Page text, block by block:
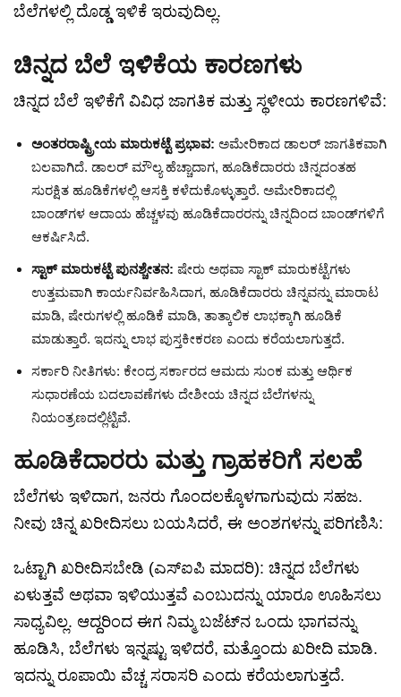
ಬೆಲೆಗಳಲ್ಲಿ ದೊಡ್ಡ ಇಳಿಕೆ ಇರುವುದಿಲ್ಲ.
ಚಿನ್ನದ ಬೆಲೆ ಇಳಿಕೆಯ ಕಾರಣಗಳು
ಚಿನ್ನದ ಬೆಲೆ ಇಳಿಕೆಗೆ ವಿವಿಧ ಜಾಗತಿಕ ಮತ್ತು ಸ್ಥಳೀಯ ಕಾರಣಗಳಿವೆ:
ಅಂತರರಾಷ್ಟ್ರೀಯ ಮಾರುಕಟ್ಟೆ ಪ್ರಭಾವ: ಅಮೇರಿಕಾದ ಡಾಲರ್ ಜಾಗತಿಕವಾಗಿ
ಬಲವಾಗಿದೆ. ಡಾಲರ್ ಮೌಲ್ಯ ಹೆಚ್ಚಾದಾಗ, ಹೂಡಿಕೆದಾರರು ಚಿನ್ನದಂತಹ
ಸುರಕ್ಷಿತ ಹೂಡಿಕೆಗಳಲ್ಲಿ ಆಸಕ್ತಿ ಕಳೆದುಕೊಳ್ಳುತ್ತಾರೆ. ಅಮೇರಿಕಾದಲ್ಲಿ
ಬಾಂಡ್‌ಗಳ ಆದಾಯ ಹೆಚ್ಚಳವು ಹೂಡಿಕೆದಾರರನ್ನು ಚಿನ್ನದಿಂದ ಬಾಂಡ್‌ಗಳಿಗೆ
ಆಕರ್ಷಿಸಿದೆ.
ಸ್ಟಾಕ್ ಮಾರುಕಟ್ಟೆ ಪುನಶ್ಚೇತನ: ಷೇರು ಅಥವಾ ಸ್ಟಾಕ್ ಮಾರುಕಟ್ಟೆಗಳು
ಉತ್ತಮವಾಗಿ ಕಾರ್ಯನಿರ್ವಹಿಸಿದಾಗ, ಹೂಡಿಕೆದಾರರು ಚಿನ್ನವನ್ನು ಮಾರಾಟ
ಮಾಡಿ, ಷೇರುಗಳಲ್ಲಿ ಹೂಡಿಕೆ ಮಾಡಿ, ತಾತ್ಕಾಲಿಕ ಲಾಭಕ್ಕಾಗಿ ಹೂಡಿಕೆ
ಮಾಡುತ್ತಾರೆ. ಇದನ್ನು ಲಾಭ ಪುಸ್ತಕೀಕರಣ ಎಂದು ಕರೆಯಲಾಗುತ್ತದೆ.
ಸರ್ಕಾರಿ ನೀತಿಗಳು: ಕೇಂದ್ರ ಸರ್ಕಾರದ ಆಮದು ಸುಂಕ ಮತ್ತು ಆರ್ಥಿಕ
ಸುಧಾರಣೆಯ ಬದಲಾವಣೆಗಳು ದೇಶೀಯ ಚಿನ್ನದ ಬೆಲೆಗಳನ್ನು
ನಿಯಂತ್ರಣದಲ್ಲಿಟ್ಟಿವೆ.
ಹೂಡಿಕೆದಾರರು ಮತ್ತು ಗ್ರಾಹಕರಿಗೆ ಸಲಹೆ
ಬೆಲೆಗಳು ಇಳಿದಾಗ, ಜನರು ಗೊಂದಲಕ್ಕೊಳಗಾಗುವುದು ಸಹಜ.
ನೀವು ಚಿನ್ನ ಖರೀದಿಸಲು ಬಯಸಿದರೆ, ಈ ಅಂಶಗಳನ್ನು ಪರಿಗಣಿಸಿ:
ಒಟ್ಟಾಗಿ ಖರೀದಿಸಬೇಡಿ (ಎಸ್‌ಐಪಿ ಮಾದರಿ): ಚಿನ್ನದ ಬೆಲೆಗಳು
ಏಳುತ್ತವೆ ಅಥವಾ ಇಳಿಯುತ್ತವೆ ಎಂಬುದನ್ನು ಯಾರೂ ಊಹಿಸಲು
ಸಾಧ್ಯವಿಲ್ಲ. ಆದ್ದರಿಂದ ಈಗ ನಿಮ್ಮ ಬಜೆಟ್‌ನ ಒಂದು ಭಾಗವನ್ನು
ಹೂಡಿಸಿ, ಬೆಲೆಗಳು ಇನ್ನಷ್ಟು ಇಳಿದರೆ, ಮತ್ತೊಂದು ಖರೀದಿ ಮಾಡಿ.
ಇದನ್ನು ರೂಪಾಯಿ ವೆಚ್ಚ ಸರಾಸರಿ ಎಂದು ಕರೆಯಲಾಗುತ್ತದೆ.